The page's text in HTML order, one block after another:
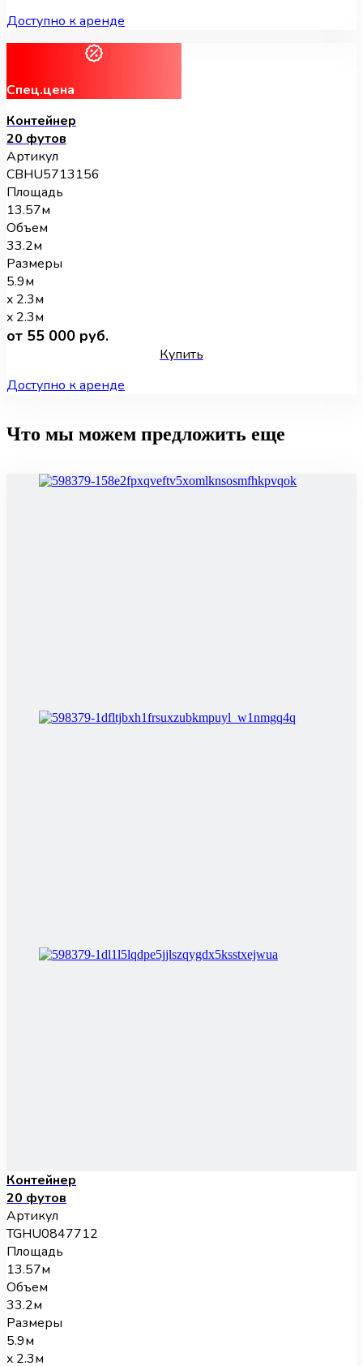
Доступно к аренде
Спец.цена
Контейнер
20 футов
Артикул
CBHU5713156
Площадь
13.57м
Объем
33.2м
Размеры
5.9м
x 2.3м
x 2.3м
от 55 000 руб.
Купить
Доступно к аренде
Что мы можем предложить еще
Контейнер
20 футов
Артикул
TGHU0847712
Площадь
13.57м
Объем
33.2м
Размеры
5.9м
x 2.3м